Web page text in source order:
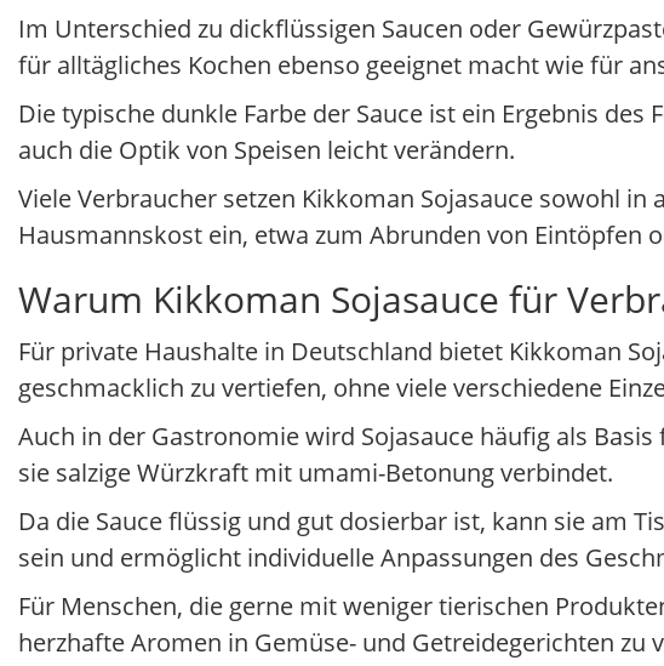
Im Unterschied zu dickflüssigen Saucen oder
für alltägliches Kochen ebenso geeignet macht wie für
Die typische dunkle Farbe der Sauce ist ein Ergebnis
auch die Optik von Speisen leicht verändern.
Viele Verbraucher setzen Kikkoman Sojasauce sowohl
Hausmannskost ein, etwa zum Abrunden von Eintöpfen
Warum Kikkoman Sojasauce für
Für private Haushalte in Deutschland bietet Kikkoman
geschmacklich zu vertiefen, ohne viele verschiedene
Auch in der Gastronomie wird Sojasauce häufig als
sie salzige Würzkraft mit umami-Betonung verbindet.
Da die Sauce flüssig und gut dosierbar ist, kann sie am
sein und ermöglicht individuelle Anpassungen des
Für Menschen, die gerne mit weniger tierischen
herzhafte Aromen in Gemüse- und Getreidegerichten zu